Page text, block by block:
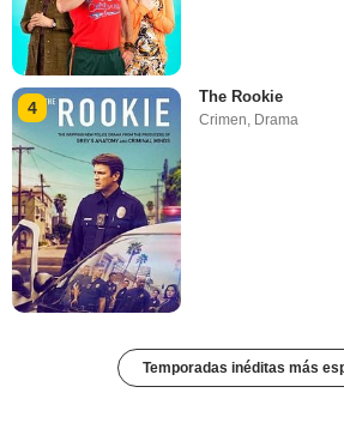
4
The Rookie
Crimen Drama
Temporadas inéditas más